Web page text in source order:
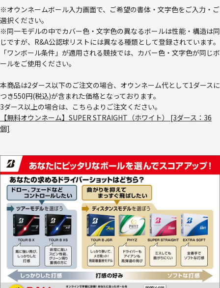
※オウンネームボール入力画面で、ご希望の書体・文字色をご入力・ご
選択ください。
※同一モデルの中でカバー色・文字色の異なるボールは性能・構造は同
じですが、R&A公認球リストには異なる種類として登録されています。
「ワンボール条件」が適用される競技では、カバー色・文字色が同じボ
ールをご使用ください。
本商品は2ダース以下のご注文の場合、オウンネーム代として1ダースに
つき550円(税込)が含まれた価格となっております。
3ダース以上の場合は、こちらよりご注文ください。
【無料オウンネーム】SUPER STRAIGHT（ホワイト） [3ダース：36
個]